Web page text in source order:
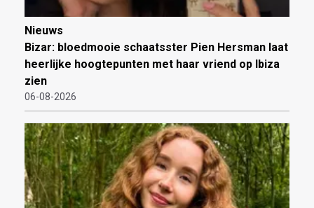
Nieuws
Bizar: bloedmooie schaatsster Pien Hersman laat
heerlijke hoogtepunten met haar vriend op Ibiza
zien
06-08-2026